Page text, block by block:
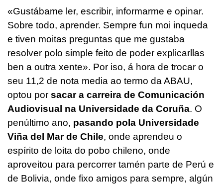
«Gustábame ler, escribir, informarme e opinar.
Sobre todo, aprender. Sempre fun moi inqueda
e tiven moitas preguntas que me gustaba
resolver polo simple feito de poder explicarllas
ben a outra xente». Por iso, á hora de trocar o
seu 11,2 de nota media ao termo da ABAU,
optou por sacar a carreira de Comunicación
Audiovisual na Universidade da Coruña. O
penúltimo ano, pasando pola Universidade
Viña del Mar de Chile, onde aprendeu o
espírito de loita do pobo chileno, onde
aproveitou para percorrer tamén parte de Perú e
de Bolivia, onde fixo amigos para sempre, algún